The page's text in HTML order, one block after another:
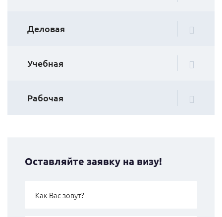
Деловая
Учебная
Рабочая
Оставляйте заявку на визу!